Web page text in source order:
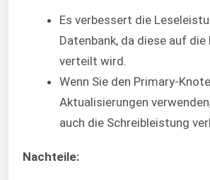
Es verbessert die
Datenbank, da diese auf die
verteilt wird.
Wenn Sie den Primary-
Aktualisierungen
auch die Schreibleistung
Nachteile: